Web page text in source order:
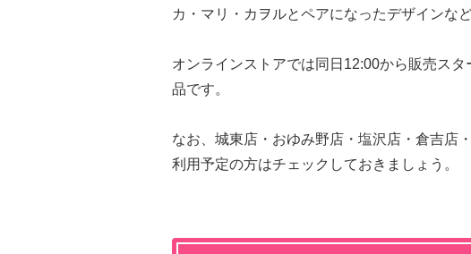
カ・マリ・カヲルとペアになったデザインな
オンラインストアでは同日12:00から販売ス
品です。
なお、城東店・おゆみ野店・塩沢店・倉吉店
利用予定の方はチェックしておきましょう。